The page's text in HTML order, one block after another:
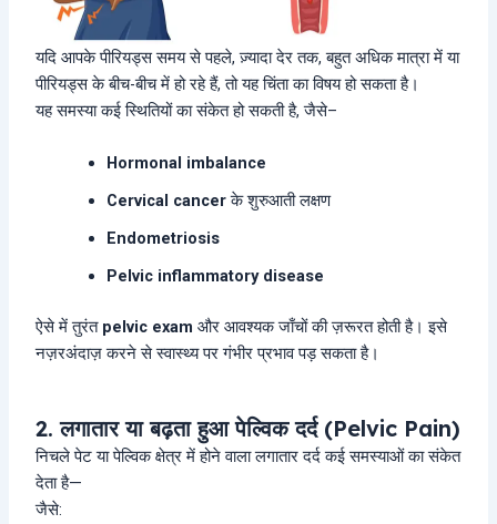
यदि आपके पीरियड्स समय से पहले, ज़्यादा देर तक, बहुत अधिक मात्रा में या
पीरियड्स के बीच-बीच में हो रहे हैं, तो यह चिंता का विषय हो सकता है।
यह समस्या कई स्थितियों का संकेत हो सकती है, जैसे–
Hormonal imbalance
Cervical cancerके शुरुआती लक्षण
Endometriosis
Pelvic inflammatory disease
ऐसे में तुरंत pelvic exam और आवश्यक जाँचों की ज़रूरत होती है। इसे
नज़रअंदाज़ करने से स्वास्थ्य पर गंभीर प्रभाव पड़ सकता है।
2. लगातार या बढ़ता हुआ पेल्विक दर्द (Pelvic Pain)
निचले पेट या पेल्विक क्षेत्र में होने वाला लगातार दर्द कई समस्याओं का संकेत
देता है—
जैसे: